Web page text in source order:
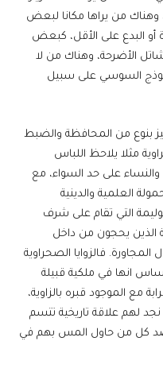
وهناك من يراها مكانا لبعض
البدع على الأقل، كبعض
الأضرحة، وهناك من لا
السوسي على سبيل
بنوع من المحافظة والضبط
مثلا يلاحظ اللباس
على حد السواء، مع
العلمية والدينية
بوليمة التي تقام على شرف
الذين يحجون من داخل
فالزوايا الصحراوية
انها في ملكية قبيلة
مع الموجود قبره بالزاوية،
لهم علاقة تاريخية تتسم
ضد كل من حاول المس بهم في